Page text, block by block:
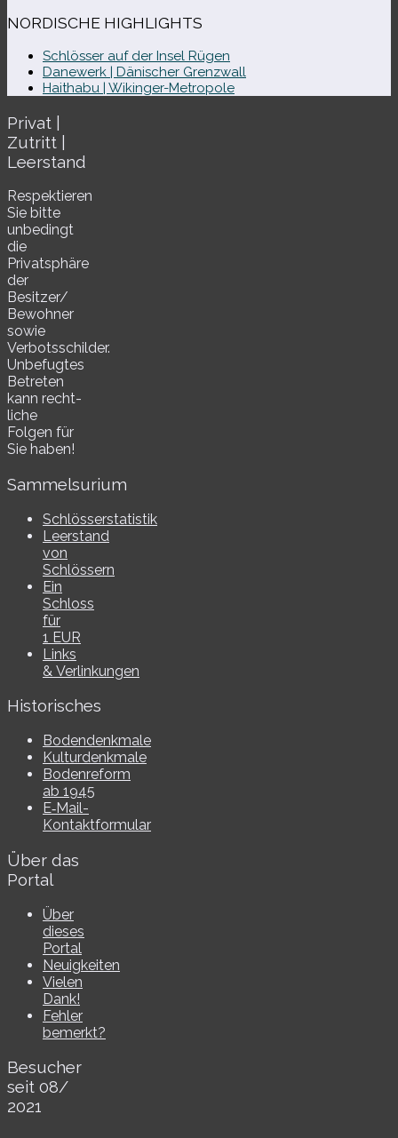
NORDISCHE HIGHLIGHTS
Schlösser auf der Insel Rügen
Danewerk | Dänischer Grenzwall
Haithabu | Wikinger-Metropole
Privat |
Zutritt |
Leerstand
Respektieren
Sie bitte
unbe­dingt
die
Privatsphäre
der
Besitzer/​
Bewohner
sowie
Verbotsschilder.
Unbefugtes
Betreten
kann recht­
li­che
Folgen für
Sie haben!
Sammelsurium
Schlösserstatistik
Leerstand
von
Schlössern
Ein
Schloss
für
1 EUR
Links
& Verlinkungen
Historisches
Bodendenkmale
Kulturdenkmale
Bodenreform
ab 1945
E‑Mail-​​
Kontaktformular
Über das
Portal
Über
dieses
Portal
Neuigkeiten
Vielen
Dank!
Fehler
bemerkt?
Besucher
seit 08/​
2021